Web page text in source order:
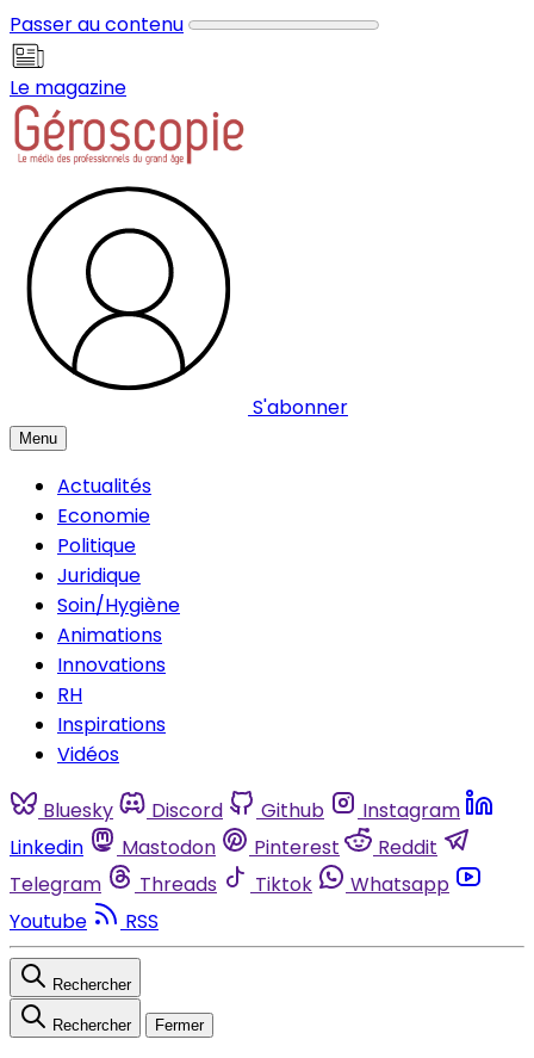
Passer au contenu
Le magazine
S'abonner
Menu
Actualités
Economie
Politique
Juridique
Soin/Hygiène
Animations
Innovations
RH
Inspirations
Vidéos
Bluesky Discord Github
Instagram
Linkedin
Mastodon Pinterest
Reddit
Telegram
Threads Tiktok
Whatsapp
Youtube
RSS
Rechercher
Rechercher Fermer
Panneau de gestion des cookies